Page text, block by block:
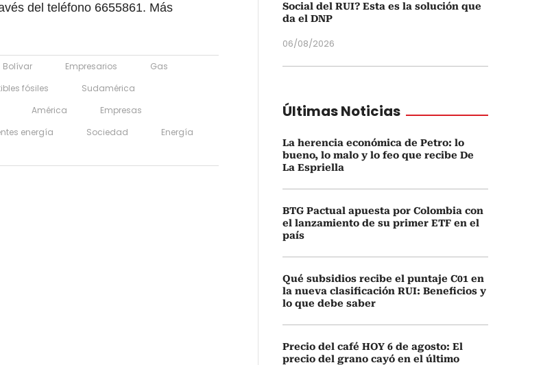
del teléfono 6655861. Más
Bolívar Empresarios
Gas
fósiles
Sudamérica
América
Empresas
energía Sociedad
Energía
Social del RUI? Esta es la solución que
da el DNP
06/08/2026
Últimas Noticias
La herencia económica de Petro: lo
bueno, lo malo y lo feo que recibe De
La Espriella
BTG Pactual apuesta por Colombia con
el lanzamiento de su primer ETF en el
país
Qué subsidios recibe el puntaje C01 en
la nueva clasificación RUI: Beneficios y
lo que debe saber
Precio del café HOY 6 de agosto: El
precio del grano cayó en el último